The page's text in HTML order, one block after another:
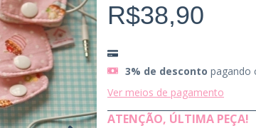
R$38,90
3% de desconto pagando
Ver meios de pagamento
ATENÇÃO, ÚLTIMA PEÇA!